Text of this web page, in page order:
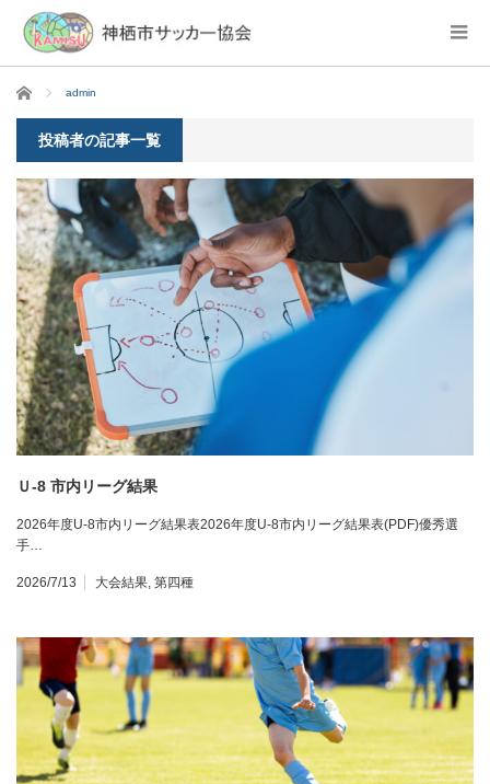
ホーム admin
投稿者の記事一覧
Ｕ-8 市内リーグ結果
2026年度U-8市内リーグ結果表2026年度U-8市内リーグ結果表(PDF)優秀選
手…
2026/7/13 大会結果, 第四種